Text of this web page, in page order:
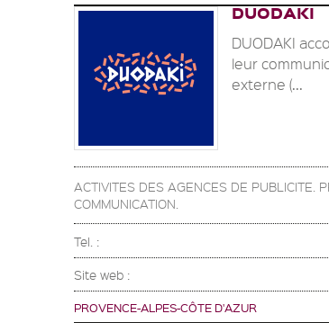
DUODAKI
DUODAKI
leur
externe (...
ACTIVITES DES AGENCES DE PUBLICITE.
COMMUNICATION.
Tel. :
Site web :
PROVENCE-ALPES-CÔTE D'AZUR